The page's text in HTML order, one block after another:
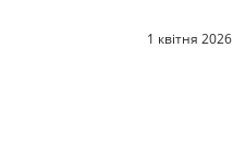
1 квітня 2026